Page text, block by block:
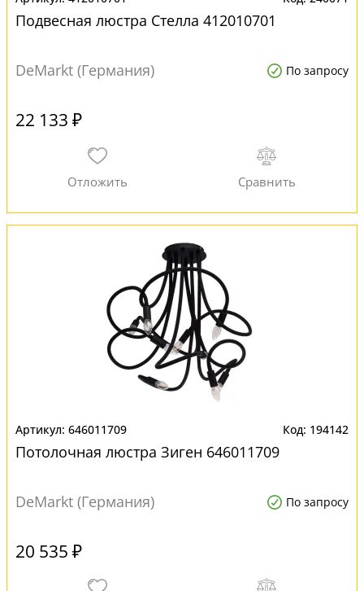
Подвесная люстра Стелла 412010701
DeMarkt (Германия) По запросу
22 133 ₽
646011709 194142
Потолочная люстра Зиген 646011709
DeMarkt (Германия) По запросу
20 535 ₽